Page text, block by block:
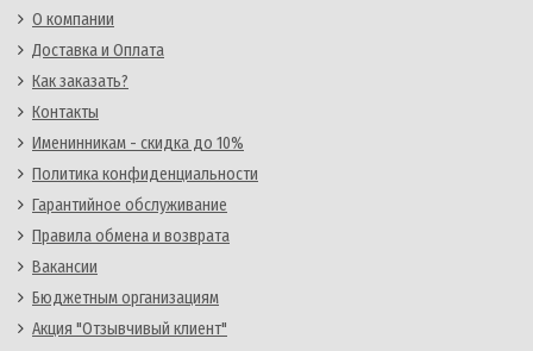
О компании
Доставка и Оплата
Как заказать?
Контакты
Именинникам - скидка до 10%
Политика конфиденциальности
Гарантийное обслуживание
Правила обмена и возврата
Вакансии
Бюджетным организациям
Акция "Отзывчивый клиент"